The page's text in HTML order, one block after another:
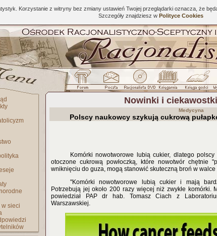
Korzystanie z witryny bez zmiany ustawień Twojej przeglądarki oznacza, że
Szczegóły znajdziesz w Polityce Cookies
sieci
Nowinki i
Medycyna
Polscy naukowcy szykują cukrową
Komórki nowotworowe lubią cukier, dlatego
otoczone cukrową powłoczką, które nowotwór chętnie
wniknięciu do guza, mogą stanowić skuteczną broń w
"Komórki nowotworowe lubią cukier i mają
Potrzebują jej około 200 razy więcej niż zwykłe komórki.
powiedział PAP dr hab. Tomasz Ciach z
Warszawskiej.